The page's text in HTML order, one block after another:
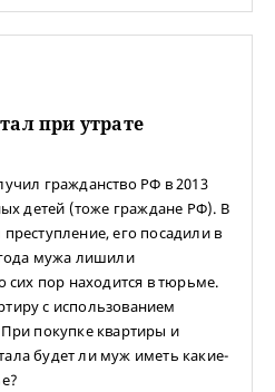
при утрате
гражданство РФ в 2013
детей (тоже граждане РФ). В
его посадили в
мужа лишили
сих пор находится в тюрьме.
с использованием
покупке квартиры и
будет ли муж иметь какие-